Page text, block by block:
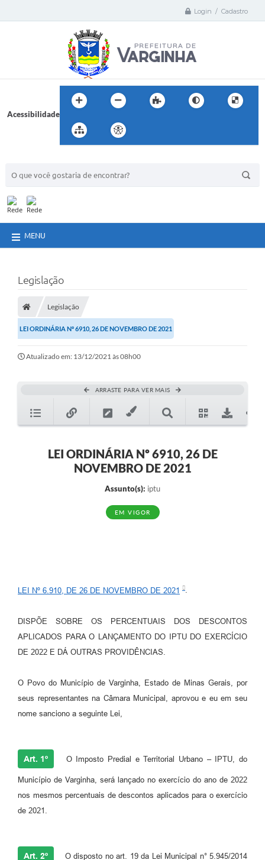
Login / Cadastro
Acessibilidade
MENU
Legislação
Legislação
LEI ORDINÁRIA Nº 6910, 26 DE NOVEMBRO DE 2021
Atualizado em: 13/12/2021 às 08h00
ARRASTE PARA VER MAIS
LEI ORDINÁRIA Nº 6910, 26 DE
NOVEMBRO DE 2021
Assunto(s): iptu
EM VIGOR
LEI Nº 6.910, DE 26 DE NOVEMBRO DE 2021 .
DISPÕE SOBRE OS PERCENTUAIS DOS DESCONTOS
APLICADOS PARA O LANÇAMENTO DO IPTU DO EXERCÍCIO
DE 2022 E DÁ OUTRAS PROVIDÊNCIAS.
O Povo do Município de Varginha, Estado de Minas Gerais, por
seus representantes na Câmara Municipal, aprovou e eu em seu
nome sanciono a seguinte Lei,
Art. 1º O Imposto Predial e Territorial Urbano – IPTU, do
Município de Varginha, será lançado no exercício do ano de 2022
nos mesmos percentuais de descontos aplicados para o exercício
de 2021.
Art. 2º O disposto no art. 19 da Lei Municipal n° 5.945/2014